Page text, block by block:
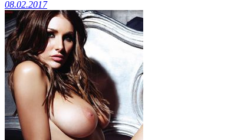
08.02.2017